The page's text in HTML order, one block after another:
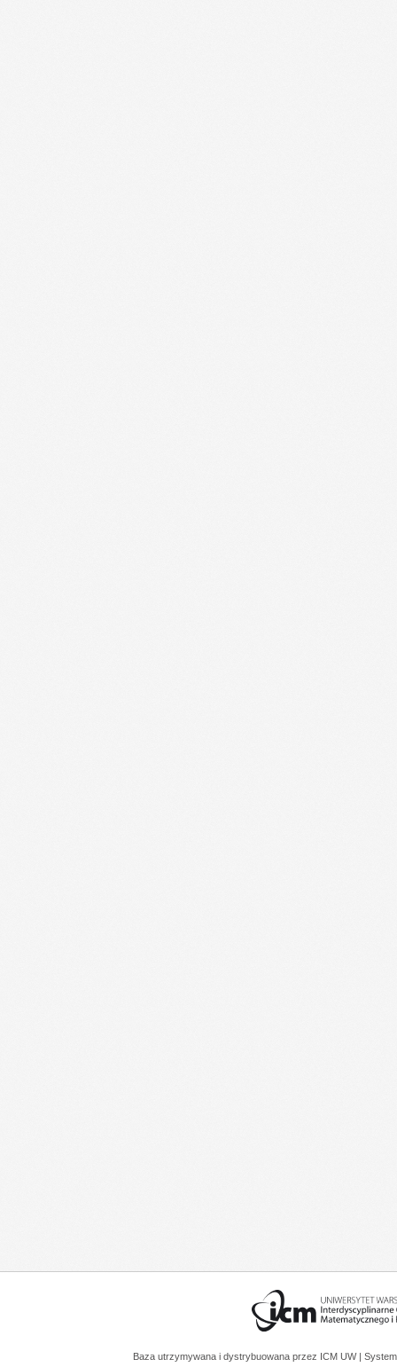
Baza utrzymywana i dystrybuowana przez ICM UW |